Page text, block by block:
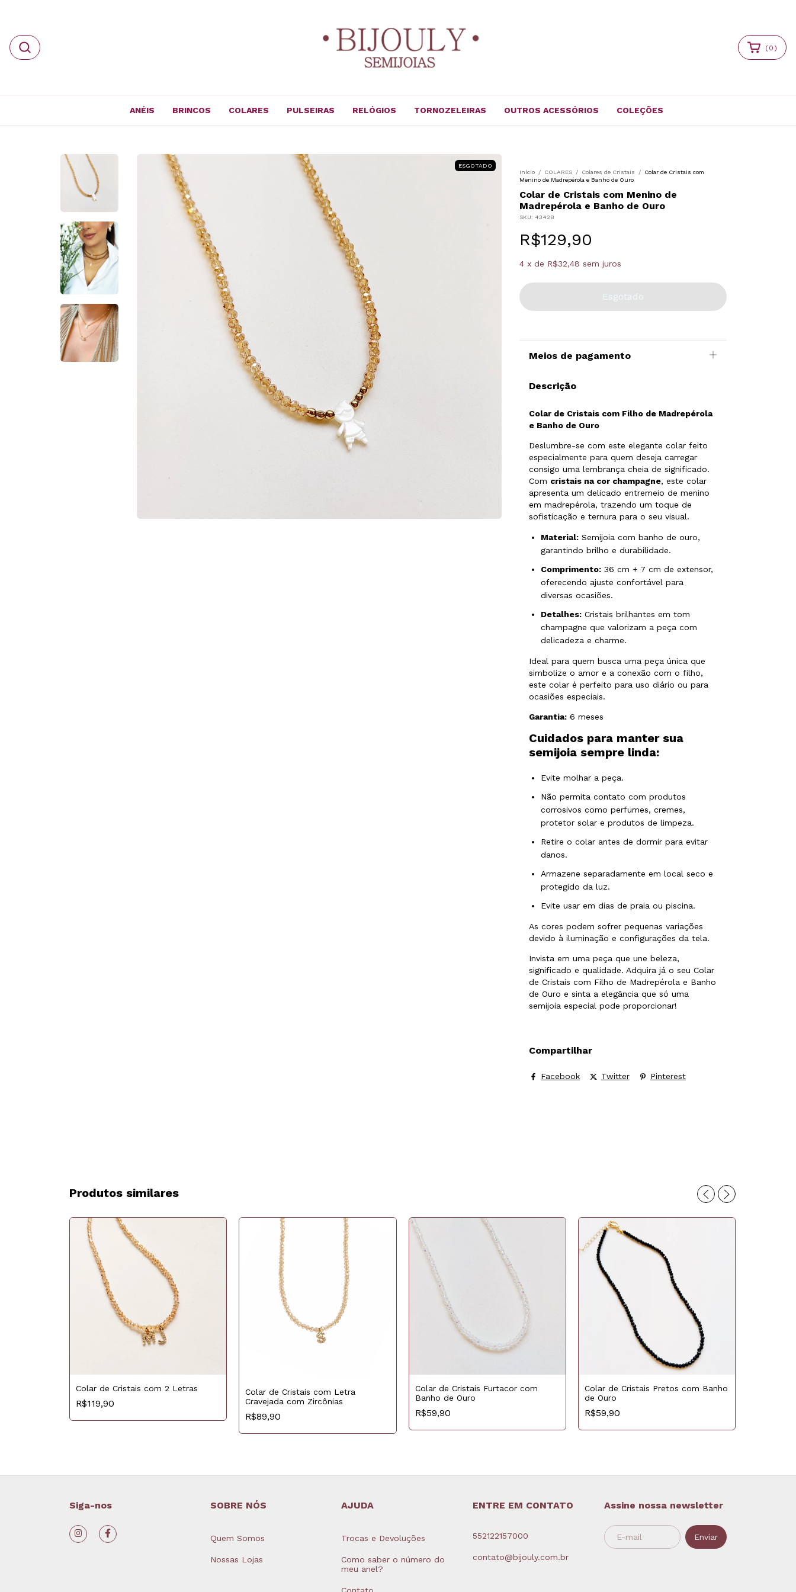
( 0 )
ANÉIS BRINCOS COLARES PULSEIRAS RELÓGIOS TORNOZELEIRAS OUTROS ACESSÓRIOS COLEÇÕES
ESGOTADO
Início
/ COLARES / Colares de Cristais /
Colar de Cristais com
Menino de Madrepérola e Banho de Ouro
Colar de Cristais com Menino de
Madrepérola e Banho de Ouro
SKU: 43428
R$129,90
4 x de R$32,48 sem juros
Meios de pagamento
Descrição
Colar de Cristais com Filho de Madrepérola
e Banho de Ouro
Deslumbre-se com este elegante colar feito
especialmente para quem deseja carregar
consigo uma lembrança cheia de significado.
Com cristais na cor champagne, este colar
apresenta um delicado entremeio de menino
em madrepérola, trazendo um toque de
sofisticação e ternura para o seu visual.
Material: Semijoia com banho de ouro,
garantindo brilho e durabilidade.
Comprimento: 36 cm + 7 cm de extensor,
oferecendo ajuste confortável para
diversas ocasiões.
Detalhes: Cristais brilhantes em tom
champagne que valorizam a peça com
delicadeza e charme.
Ideal para quem busca uma peça única que
simbolize o amor e a conexão com o filho,
este colar é perfeito para uso diário ou para
ocasiões especiais.
Garantia: 6 meses
Cuidados para manter sua
semijoia sempre linda:
Evite molhar a peça.
Não permita contato com produtos
corrosivos como perfumes, cremes,
protetor solar e produtos de limpeza.
Retire o colar antes de dormir para evitar
danos.
Armazene separadamente em local seco e
protegido da luz.
Evite usar em dias de praia ou piscina.
As cores podem sofrer pequenas variações
devido à iluminação e configurações da tela.
Invista em uma peça que une beleza,
significado e qualidade. Adquira já o seu Colar
de Cristais com Filho de Madrepérola e Banho
de Ouro e sinta a elegância que só uma
semijoia especial pode proporcionar!
Compartilhar
Facebook Twitter Pinterest
Produtos similares
Colar de Cristais com 2 Letras
R$119,90
Colar de Cristais com Letra
Cravejada com Zircônias
R$89,90
Colar de Cristais Furtacor com
Banho de Ouro
R$59,90
Colar de Cristais Pretos com Banho
de Ouro
R$59,90
Siga-nos SOBRE NÓS
Quem Somos
Nossas Lojas
AJUDA
Trocas e Devoluções
Como saber o número do
meu anel?
Contato
ENTRE EM CONTATO
552122157000
contato@bijouly.com.br
Assine nossa newsletter